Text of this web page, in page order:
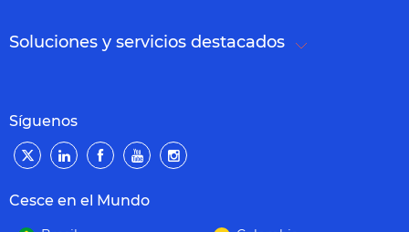
Soluciones y servicios destacados
Síguenos
Cesce en el Mundo